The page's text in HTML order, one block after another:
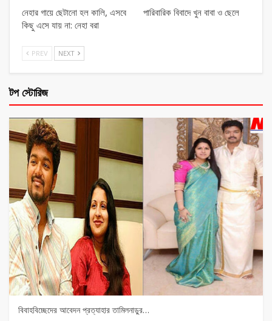
নেহার গায়ে ছেটানো হল কালি, এসবে
কিছু এসে যায় না: নেহা বরা
পারিবারিক বিবাদে খুন বাবা ও ছেলে
PREV NEXT
টপ স্টোরিজ
বিবাহবিচ্ছেদের আবেদন প্রত্যাহার তামিলনাড়ুর…